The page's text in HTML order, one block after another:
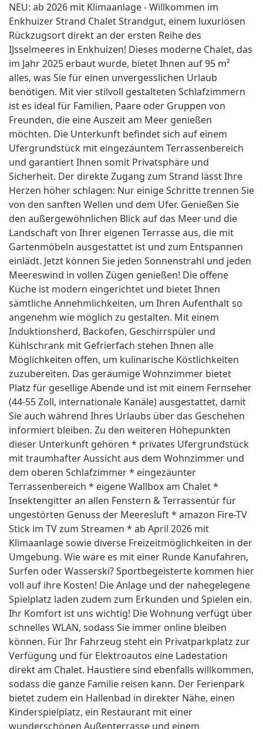
NEU: ab 2026 mit Klimaanlage - Willkommen im
Enkhuizer Strand Chalet Strandgut, einem luxuriösen
Rückzugsort direkt an der ersten Reihe des
IJsselmeeres in Enkhuizen! Dieses moderne Chalet, das
im Jahr 2025 erbaut wurde, bietet Ihnen auf 95 m²
alles, was Sie für einen unvergesslichen Urlaub
benötigen. Mit vier stilvoll gestalteten Schlafzimmern
ist es ideal für Familien, Paare oder Gruppen von
Freunden, die eine Auszeit am Meer genießen
möchten. Die Unterkunft befindet sich auf einem
Ufergrundstück mit eingezäuntem Terrassenbereich
und garantiert Ihnen somit Privatsphäre und
Sicherheit. Der direkte Zugang zum Strand lässt Ihre
Herzen höher schlagen: Nur einige Schritte trennen Sie
von den sanften Wellen und dem Ufer. Genießen Sie
den außergewöhnlichen Blick auf das Meer und die
Landschaft von Ihrer eigenen Terrasse aus, die mit
Gartenmöbeln ausgestattet ist und zum Entspannen
einlädt. Jetzt können Sie jeden Sonnenstrahl und jeden
Meereswind in vollen Zügen genießen! Die offene
Küche ist modern eingerichtet und bietet Ihnen
sämtliche Annehmlichkeiten, um Ihren Aufenthalt so
angenehm wie möglich zu gestalten. Mit einem
Induktionsherd, Backofen, Geschirrspüler und
Kühlschrank mit Gefrierfach stehen Ihnen alle
Möglichkeiten offen, um kulinarische Köstlichkeiten
zuzubereiten. Das geräumige Wohnzimmer bietet
Platz für gesellige Abende und ist mit einem Fernseher
(44-55 Zoll, internationale Kanäle) ausgestattet, damit
Sie auch während Ihres Urlaubs über das Geschehen
informiert bleiben. Zu den weiteren Höhepunkten
dieser Unterkunft gehören * privates Ufergrundstück
mit traumhafter Aussicht aus dem Wohnzimmer und
dem oberen Schlafzimmer * eingezäunter
Terrassenbereich * eigene Wallbox am Chalet *
Insektengitter an allen Fenstern & Terrassentür für
ungestörten Genuss der Meeresluft * amazon Fire-TV
Stick im TV zum Streamen * ab April 2026 mit
Klimaanlage sowie diverse Freizeitmöglichkeiten in der
Umgebung. Wie wäre es mit einer Runde Kanufahren,
Surfen oder Wasserski? Sportbegeisterte kommen hier
voll auf ihre Kosten! Die Anlage und der nahegelegene
Spielplatz laden zudem zum Erkunden und Spielen ein.
Ihr Komfort ist uns wichtig! Die Wohnung verfügt über
schnelles WLAN, sodass Sie immer online bleiben
können. Für Ihr Fahrzeug steht ein Privatparkplatz zur
Verfügung und für Elektroautos eine Ladestation
direkt am Chalet. Haustiere sind ebenfalls willkommen,
sodass die ganze Familie reisen kann. Der Ferienpark
bietet zudem ein Hallenbad in direkter Nähe, einen
Kinderspielplatz, ein Restaurant mit einer
wunderschönen Außenterrasse und einem